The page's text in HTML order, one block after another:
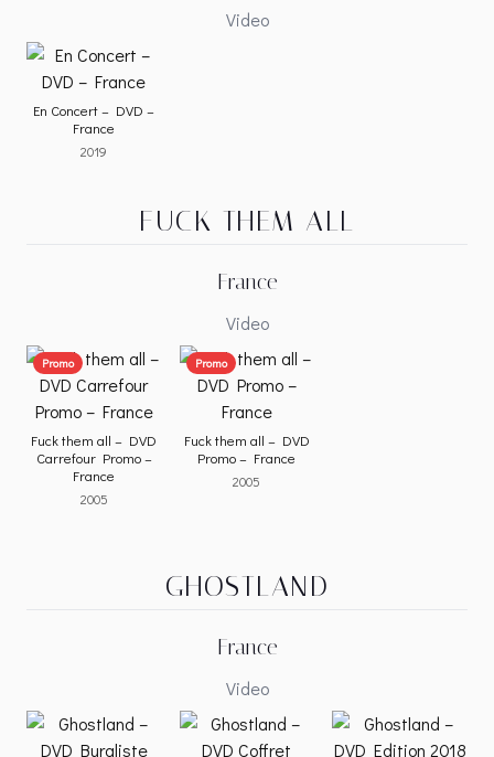
Video
En Concert – DVD –
France
2019
FUCK THEM ALL
France
Video
Promo
Fuck them all – DVD
Carrefour Promo –
France
2005
Promo
Fuck them all – DVD
Promo – France
2005
GHOSTLAND
France
Video